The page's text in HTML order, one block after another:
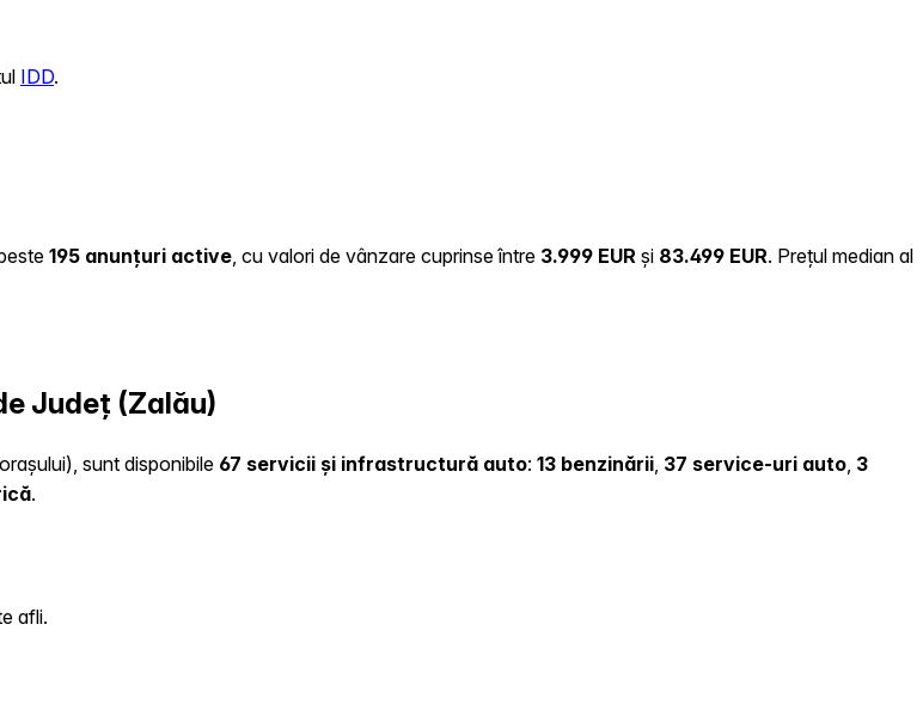
IDD.
195 anunțuri active , cu valori de vânzare cuprinse între 3.999 EUR și 83.499 EUR. Prețul median al
Județ (Zalău)
sunt disponibile 67 servicii și infrastructură auto: 13 benzinării, 37 service-uri auto, 3
.
afli.